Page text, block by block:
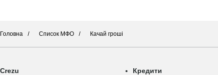
Головна Список МФО Качай гроші
Crezu
Кредити